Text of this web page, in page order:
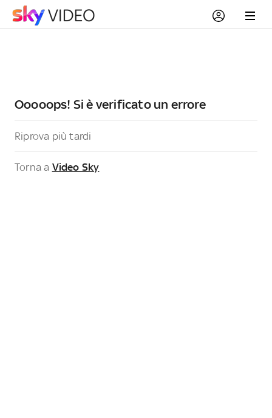
Ooooops! Si è verificato un errore
Riprova più tardi
Torna a Video Sky